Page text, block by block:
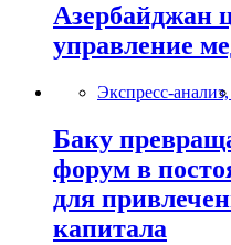
Азербайджан
управление
Экспресс-анализ,
Баку
форум в
для
капитала